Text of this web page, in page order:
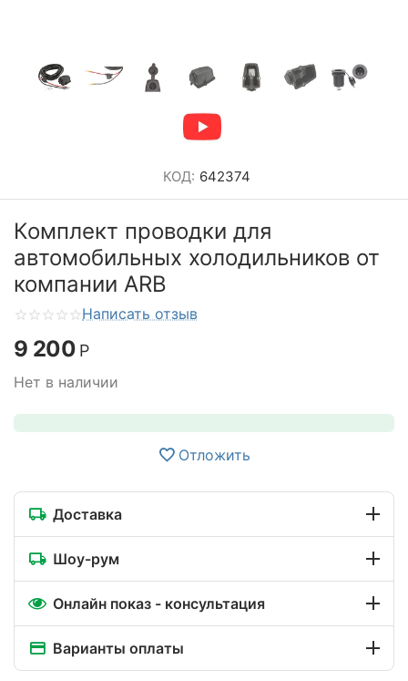
КОД: 642374
Комплект проводки для
автомобильных холодильников от
компании ARB
Написать отзыв
9 200 Р
Нет в наличии
Отложить
Доставка
Шоу-рум
Онлайн показ - консультация
Варианты оплаты